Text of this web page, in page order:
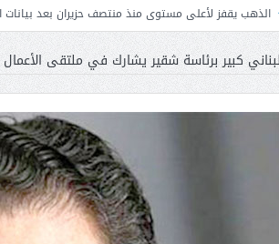
منذ منتصف حزيران بعد بيانات الوظائف الأميركية
كبير برئاسة شقير يشارك في ملتقى الأعمال